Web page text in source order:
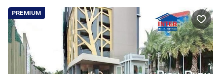
PREMIUM